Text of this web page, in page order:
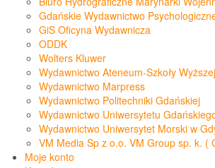
Gdańskie Wydawnictwo
GiS Oficyna Wydawnicza
ODDK
Wolters Kluwer
Wydawnictwo Ateneum-Szkoły
Wydawnictwo Marpress
Wydawnictwo Politechniki Gdańskiej
Wydawnictwo Uniwersytetu
Wydawnictwo Uniwersytet Morski w
VM Media Sp z o.o. VM Group sp. k. (
Moje konto